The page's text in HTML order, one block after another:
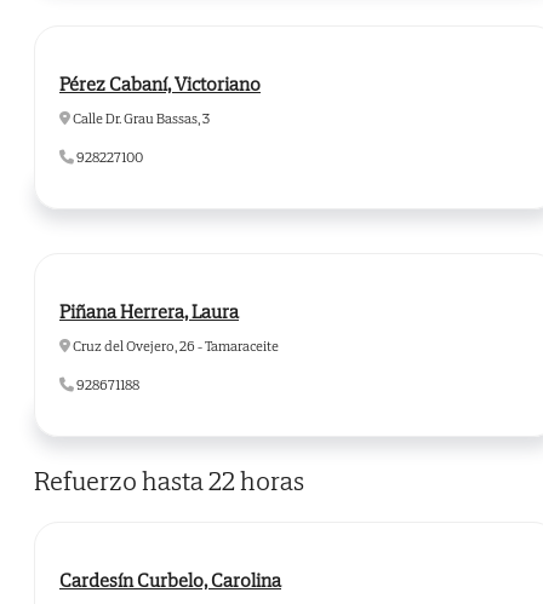
Pérez Cabaní, Victoriano
Calle Dr. Grau Bassas, 3
928227100
Piñana Herrera, Laura
Cruz del Ovejero, 26 - Tamaraceite
928671188
Refuerzo hasta 22 horas
Cardesín Curbelo, Carolina